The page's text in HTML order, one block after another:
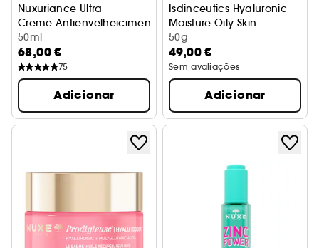
Nuxuriance Ultra
Creme Antienvelheicimento Global
50ml
68,00 €
75
Adicionar
Isdinceutics Hyaluronic
Moisture Oily Skin
Creme hidratante pele
50g
49,00 €
Sem avaliações
Adicionar